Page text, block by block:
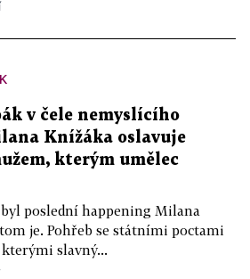
v čele nemyslícího
Knížáka oslavuje
kterým umělec
poslední happening Milana
je. Pohřeb se státními poctami
slavný...